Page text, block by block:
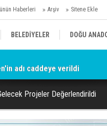
Haberleri Arşiv Sitene Ekle
BELEDİYELER DOĞU
AFAD/ SAVAŞ SPOR
MAĞAZİN BODRUM
adı caddeye verildi
Projeler Değerlendirildi